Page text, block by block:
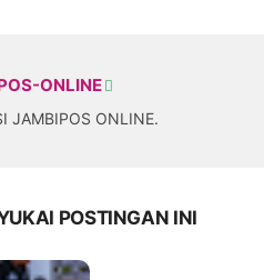
ONLINE
JAMBIPOS ONLINE.
POSTINGAN INI